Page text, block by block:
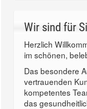
Wir sind für
Herzlich
im schönen,
Das besondere
vertrauenden
kompetentes
das